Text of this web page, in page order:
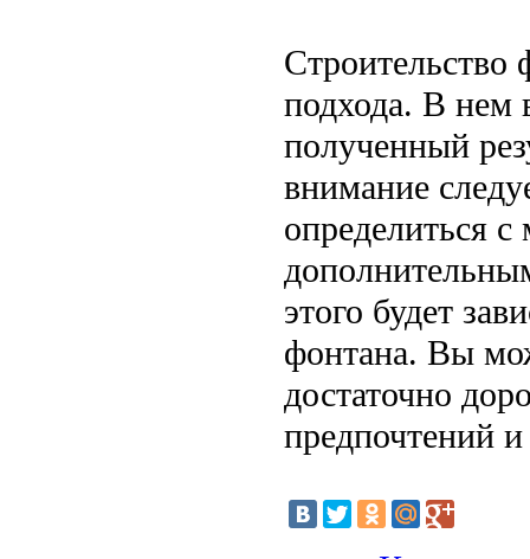
Строительство
подхода. В нем
полученный
внимание
определиться
этого будет
фонтана. Вы
достаточно
предпочтений